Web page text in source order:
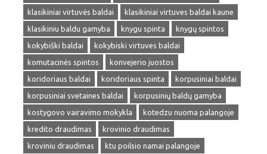
klasikiniai virtuvės baldai
klasikiniai virtuves baldai kaune
klasikiniu baldu gamyba
knygu spinta
knygų spintos
kokybiški baldai
kokybiski virtuves baldai
komutacinės spintos
konvejerio juostos
koridoriaus baldai
koridoriaus spinta
korpusiniai baldai
korpusiniai svetaines baldai
korpusinių baldų gamyba
kostygovo vairavimo mokykla
kotedzu nuoma palangoje
kredito draudimas
krovinio draudimas
kroviniu draudimas
ktu poilsio namai palangoje